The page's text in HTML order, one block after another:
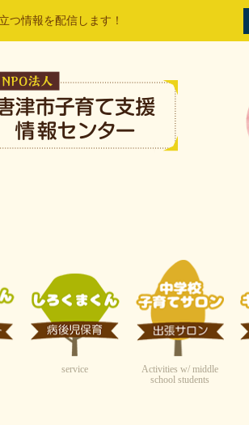
つ情報を配信します！
service
Activities w/ middle
school students